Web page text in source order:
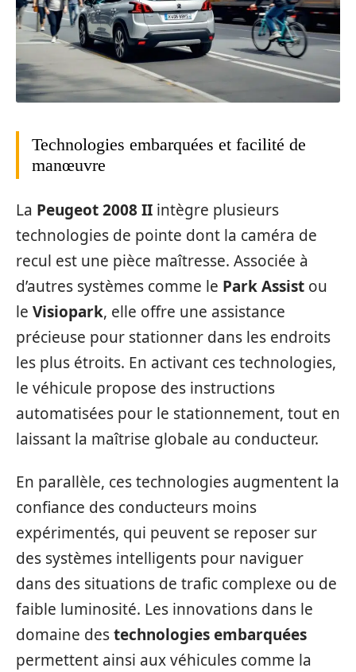
Technologies embarquées et facilité de
manœuvre
La Peugeot 2008 II intègre plusieurs
technologies de pointe dont la caméra de
recul est une pièce maîtresse. Associée à
d’autres systèmes comme le Park Assist ou
le Visiopark, elle offre une assistance
précieuse pour stationner dans les endroits
les plus étroits. En activant ces technologies,
le véhicule propose des instructions
automatisées pour le stationnement, tout en
laissant la maîtrise globale au conducteur.
En parallèle, ces technologies augmentent la
confiance des conducteurs moins
expérimentés, qui peuvent se reposer sur
des systèmes intelligents pour naviguer
dans des situations de trafic complexe ou de
faible luminosité. Les innovations dans le
domaine destechnologies embarquées
permettent ainsi aux véhicules comme la